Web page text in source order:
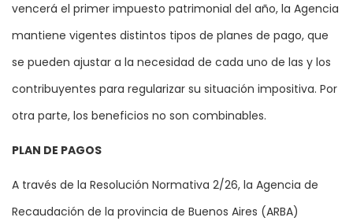
vencerá el primer impuesto patrimonial del año, la Agencia
mantiene vigentes distintos tipos de planes de pago, que
se pueden ajustar a la necesidad de cada uno de las y los
contribuyentes para regularizar su situación impositiva. Por
otra parte, los beneficios no son combinables.
PLAN DE PAGOS
A través de la Resolución Normativa 2/26, la Agencia de
Recaudación de la provincia de Buenos Aires (ARBA)